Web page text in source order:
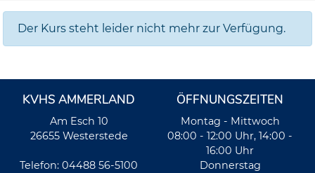
Der Kurs steht leider nicht mehr zur Verfügung.
KVHS AMMERLAND
Am Esch 10
26655 Westerstede
Telefon: 04488 56-5100
ÖFFNUNGSZEITEN
Montag - Mittwoch
08:00 - 12:00 Uhr, 14:00 -
16:00 Uhr
Donnerstag